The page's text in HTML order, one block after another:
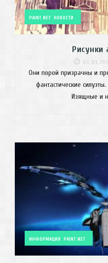
PAINT.NET НОВОСТИ
Рисунки
Они порой призрачны и
фантастические
Изящные и
ИНФОРМАЦИЯ PAINT.NET